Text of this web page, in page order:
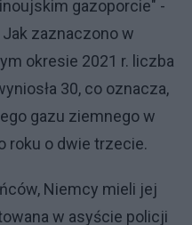
gazoporcie" -
Jak zaznaczono w
okresie 2021 r. liczba
30, co oznacza,
gazu ziemnego w
roku o dwie trzecie.
Niemcy mieli jej
w asyście policji